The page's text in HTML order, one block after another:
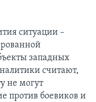
ситуации –
западных
считают,
не могут
против боевиков и